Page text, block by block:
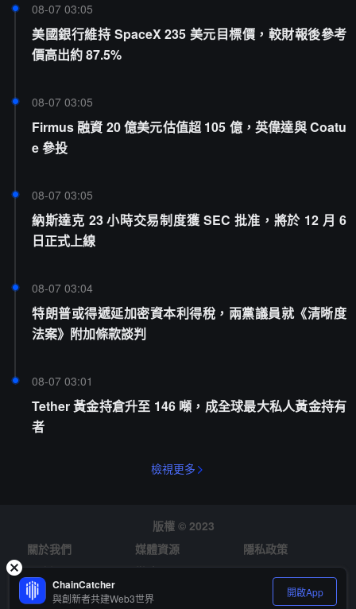
08-07 03:05
美國銀行維持 SpaceX 235 美元目標價，較財報後參考
價高出約 87.5%
08-07 03:05
Firmus 融資 20 億美元估值超 105 億，英偉達與 Coatu
e 參投
08-07 03:05
納斯達克 23 小時交易制度獲 SEC 批准，將於 12 月 6
日正式上線
08-07 03:04
特朗普或得遞延加密資本利得稅，兩黨議員就《清晰度
法案》附加條款談判
08-07 03:01
Tether 黃金持倉升至 146 噸，成全球最大私人黃金持有
者
檢視更多
版權 © 2023
關於我們
媒體資源
隱私政策
風險提示
徵才
ChainCatcher
與創新者共建Web3世界 開啟App